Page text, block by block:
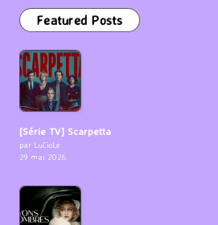
Featured Posts
[Série TV] Scarpetta
par LuCioLe
29 mai 2026